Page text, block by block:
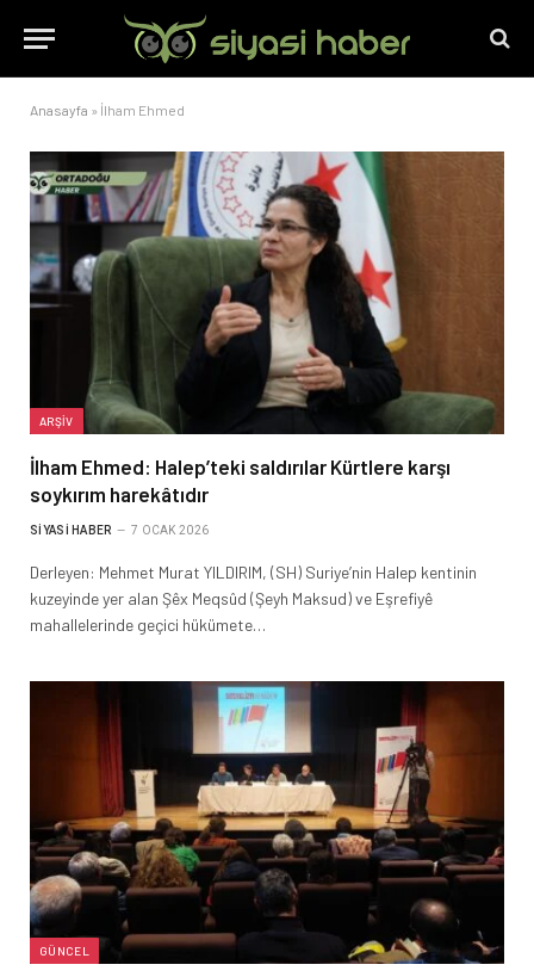
Anasayfa » İlham Ehmed
ARŞIV
İlham Ehmed: Halep’teki saldırılar Kürtlere karşı
soykırım harekâtıdır
SIYASI HABER 7 OCAK 2026
Derleyen: Mehmet Murat YILDIRIM, (SH) Suriye’nin Halep kentinin
kuzeyinde yer alan Şêx Meqsûd (Şeyh Maksud) ve Eşrefiyê
mahallelerinde geçici hükümete…
GÜNCEL